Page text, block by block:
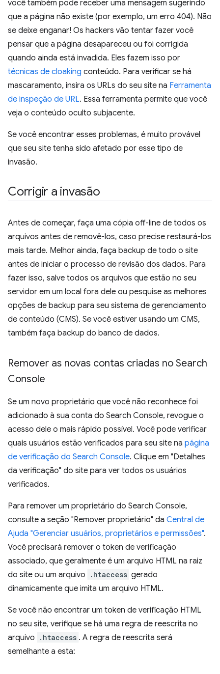
você também pode receber uma mensagem sugerindo
que a página não existe (por exemplo, um erro 404). Não
se deixe enganar! Os hackers vão tentar fazer você
pensar que a página desapareceu ou foi corrigida
quando ainda está invadida. Eles fazem isso por
técnicas de cloaking conteúdo. Para verificar se há
mascaramento, insira os URLs do seu site na Ferramenta
de inspeção de URL. Essa ferramenta permite que você
veja o conteúdo oculto subjacente.
Se você encontrar esses problemas, é muito provável
que seu site tenha sido afetado por esse tipo de
invasão.
Corrigir a invasão
Antes de começar, faça uma cópia off-line de todos os
arquivos antes de removê-los, caso precise restaurá-los
mais tarde. Melhor ainda, faça backup de todo o site
antes de iniciar o processo de revisão dos dados. Para
fazer isso, salve todos os arquivos que estão no seu
servidor em um local fora dele ou pesquise as melhores
opções de backup para seu sistema de gerenciamento
de conteúdo (CMS). Se você estiver usando um CMS,
também faça backup do banco de dados.
Remover as novas contas criadas no Search
Console
Se um novo proprietário que você não reconhece foi
adicionado à sua conta do Search Console, revogue o
acesso dele o mais rápido possível. Você pode verificar
quais usuários estão verificados para seu site na página
de verificação do Search Console. Clique em "Detalhes
da verificação" do site para ver todos os usuários
verificados.
Para remover um proprietário do Search Console,
consulte a seção "Remover proprietário" da Central de
Ajuda "Gerenciar usuários, proprietários e permissões".
Você precisará remover o token de verificação
associado, que geralmente é um arquivo HTML na raiz
do site ou um arquivo
.htaccess gerado
dinamicamente que imita um arquivo HTML.
Se você não encontrar um token de verificação HTML
no seu site, verifique se há uma regra de reescrita no
arquivo
.htaccess . A regra de reescrita será
semelhante a esta: